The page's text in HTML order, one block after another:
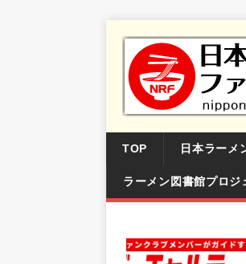
TOP 日本ラーメ
ラーメン図書館プロジ